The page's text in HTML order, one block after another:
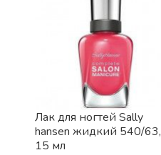
Лак для ногтей Sally
hansen жидкий 540/63,
15 мл